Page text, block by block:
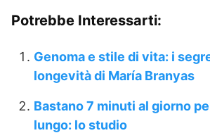
Potrebbe Interessarti:
Genoma e stile di vita: i
longevità di María Branyas
Bastano 7 minuti al giorno
lungo: lo studio